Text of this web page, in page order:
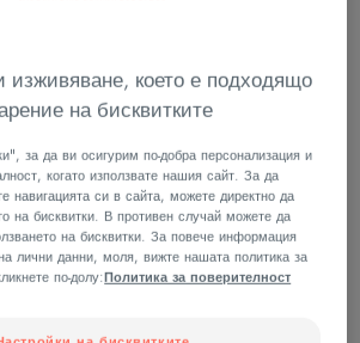
тялото ви са
изживяване, което е подходящо
на бисквитките
за да ви осигурим по-добра персонализация и
когато използвате нашия сайт. За да
навигацията си в сайта, можете директно да
на бисквитки. В противен случай можете да
на бисквитки. За повече информация
лични данни, моля, вижте нашата политика за
по-долу: Политика за поверителност